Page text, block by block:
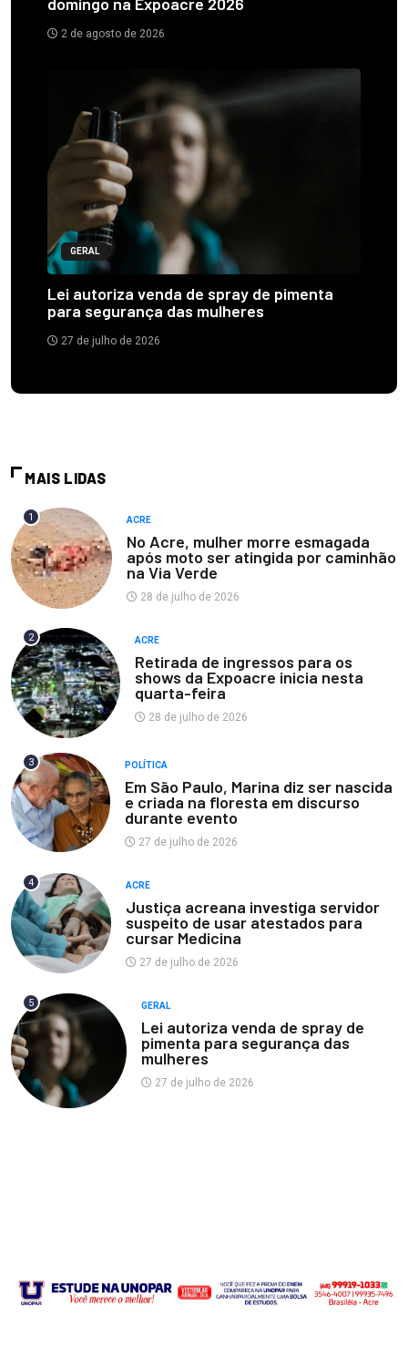
2 de agosto de 2026
GERAL
Lei autoriza venda de spray de pimenta
para segurança das mulheres
27 de julho de 2026
MAIS LIDAS
1 ACRE
No Acre, mulher morre esmagada
após moto ser atingida por caminhão
na Via Verde
28 de julho de 2026
2 ACRE
Retirada de ingressos para os
shows da Expoacre inicia nesta
quarta-feira
28 de julho de 2026
3 POLÍTICA
Em São Paulo, Marina diz ser nascida
e criada na floresta em discurso
durante evento
27 de julho de 2026
4 ACRE
Justiça acreana investiga servidor
suspeito de usar atestados para
cursar Medicina
27 de julho de 2026
5 GERAL
Lei autoriza venda de spray de
pimenta para segurança das
mulheres
27 de julho de 2026